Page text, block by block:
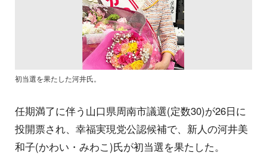
初当選を果たした河井氏。
任期満了に伴う山口県周南市議選(定数30)が26日に
投開票され、幸福実現党公認候補で、新人の河井美
和子(かわい・みわこ)氏が初当選を果たした。